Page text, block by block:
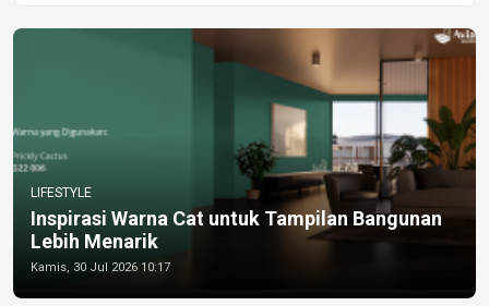
LIFESTYLE
Inspirasi Warna Cat untuk Tampilan Bangunan
Lebih Menarik
Kamis, 30 Jul 2026 10:17